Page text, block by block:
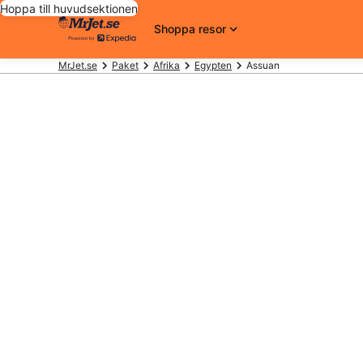
Hoppa till huvudsektionen
Shoppa resor
MrJet.se Paket Afrika Egypten Assuan